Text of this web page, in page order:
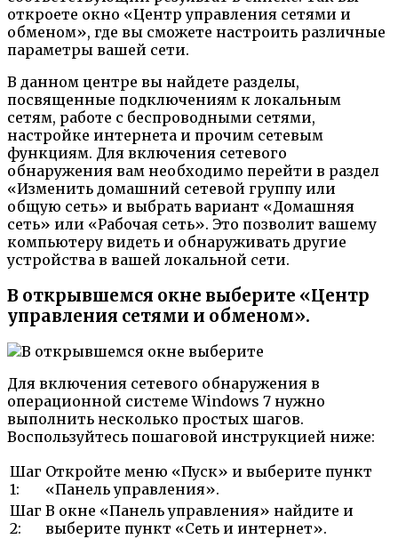
откроете окно «Центр управления сетями и
обменом», где вы сможете настроить различные
параметры вашей сети.
В данном центре вы найдете разделы,
посвященные подключениям к локальным
сетям, работе с беспроводными сетями,
настройке интернета и прочим сетевым
функциям. Для включения сетевого
обнаружения вам необходимо перейти в раздел
«Изменить домашний сетевой группу или
общую сеть» и выбрать вариант «Домашняя
сеть» или «Рабочая сеть». Это позволит вашему
компьютеру видеть и обнаруживать другие
устройства в вашей локальной сети.
В открывшемся окне выберите «Центр
управления сетями и обменом».
Для включения сетевого обнаружения в
операционной системе Windows 7 нужно
выполнить несколько простых шагов.
Воспользуйтесь пошаговой инструкцией ниже:
Шаг
1:
Откройте меню «Пуск» и выберите пункт
«Панель управления».
Шаг
2:
В окне «Панель управления» найдите и
выберите пункт «Сеть и интернет».